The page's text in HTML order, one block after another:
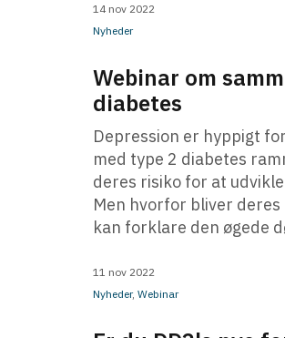
14 nov 2022
Nyheder
Webinar om
diabetes
Depression er hyppigt
med type 2 diabetes
deres risiko for at
Men hvorfor bliver
kan forklare den øgede
11 nov 2022
Nyheder, Webinar